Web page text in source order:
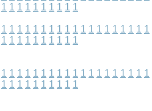
1 1 1 1 1 1 1 1 1 1
1 1 1 1 1 1 1 1 1 1 1 1 1 1 1 1 1 1 1
1 1 1 1 1 1 1 1 1 1
1 1 1 1 1 1 1 1 1 1 1 1 1 1 1 1 1 1 1
1 1 1 1 1 1 1 1 1 1